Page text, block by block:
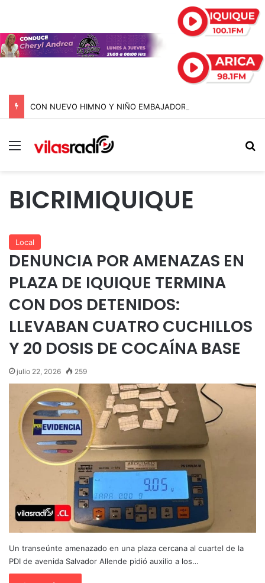
Menú
BICRIMIQUIQUE
Local
DENUNCIA POR AMENAZAS EN
PLAZA DE IQUIQUE TERMINA
CON DOS DETENIDOS:
LLEVABAN CUATRO CUCHILLOS
Y 20 DOSIS DE COCAÍNA BASE
julio 22, 2026 259
Un transeúnte amenazado en una plaza cercana al cuartel de la
PDI de avenida Salvador Allende pidió auxilio a los…